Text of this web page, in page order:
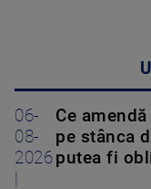
06-
08-
2026
Ce
pe stânca
putea fi